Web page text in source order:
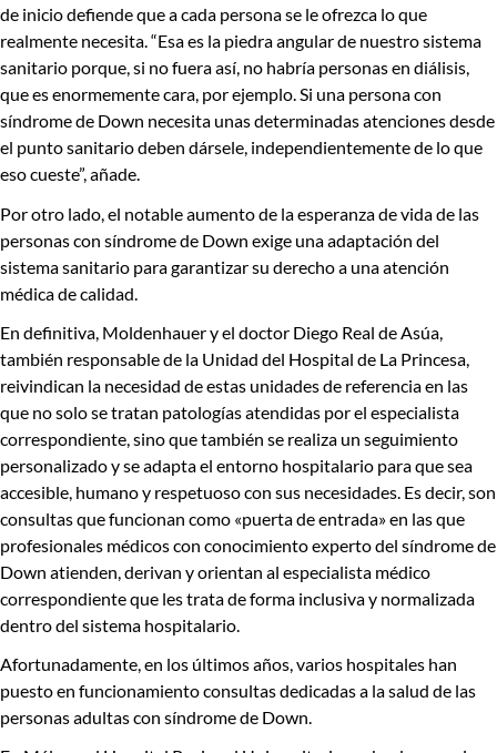
de inicio defiende que a cada persona se le ofrezca lo que
realmente necesita. “Esa es la piedra angular de nuestro sistema
sanitario porque, si no fuera así, no habría personas en diálisis,
que es enormemente cara, por ejemplo.Si una persona con
síndrome de Down necesita unas determinadas atenciones desde
el punto sanitario deben dársele, independientemente de lo que
eso cueste”, añade.
Por otro lado, el notable aumento de la esperanza de vida de las
personas con síndrome de Down exige una adaptación del
sistema sanitario para garantizar su derecho a una atención
médica de calidad.
En definitiva, Moldenhauery el doctor Diego Real de Asúa
también responsable de la Unidad del Hospital de La Princesa,
reivindican la necesidad de estas unidades de referenciaen las
que no solo se tratan patologías atendidas por el especialista
correspondiente, sino que también se realiza un seguimiento
personalizado y se adapta el entorno hospitalario para que sea
accesible, humano y respetuoso con sus necesidades. Es decir, son
consultas que funcionan como «puerta de entrada» en las que
profesionales médicos con conocimiento experto del síndrome de
Down atienden, derivan y orientan al especialista médico
correspondiente que les trata de forma inclusiva y normalizada
dentro del sistema hospitalario.
Afortunadamente, en los últimos años, varios hospitales han
puesto en funcionamiento consultas dedicadas a la salud de las
personas adultas con síndrome de Down.